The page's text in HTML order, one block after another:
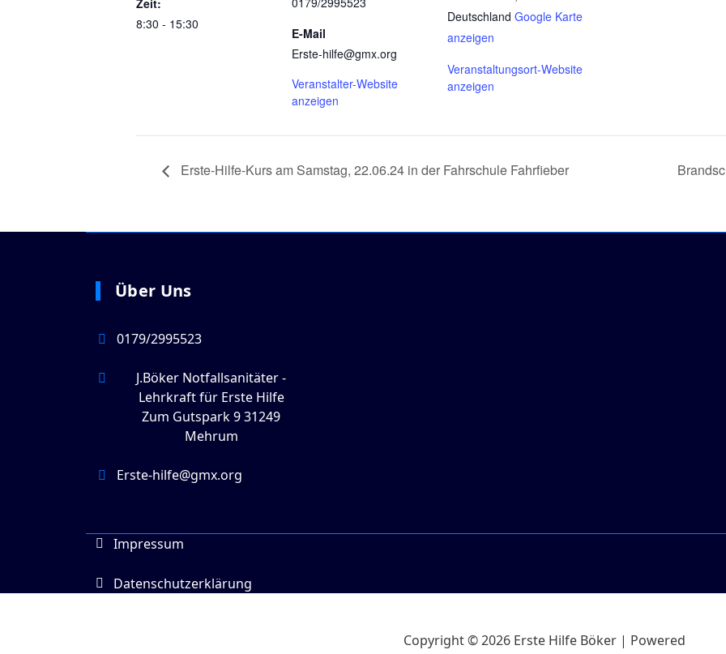
Zeit:
8:30 - 15:30
E-Mail
Erste-hilfe@gmx.org
Veranstalter-Website
anzeigen
Deutschland Google Karte
anzeigen
Veranstaltungsort-Website
anzeigen
Erste-Hilfe-Kurs am Samstag, 22.06.24 in der Fahrschule Fahrfieber
Über Uns
0179/2995523
J.Böker Notfallsanitäter -
Lehrkraft für Erste Hilfe
Zum Gutspark 9 31249
Mehrum
Erste-hilfe@gmx.org
Impressum
Datenschutzerklärung
Copyright © 2026 Erste Hilfe Böker | Powered